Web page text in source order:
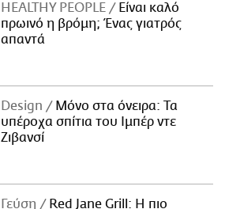
HEALTHY PEOPLE
Είναι καλό
πρωινό η βρόμη; Ένας γιατρός
απαντά
Design
Μόνο στα όνειρα: Τα
υπέροχα σπίτια του Ιμπέρ ντε
Ζιβανσί
Γεύση
Red Jane Grill: Η πιο